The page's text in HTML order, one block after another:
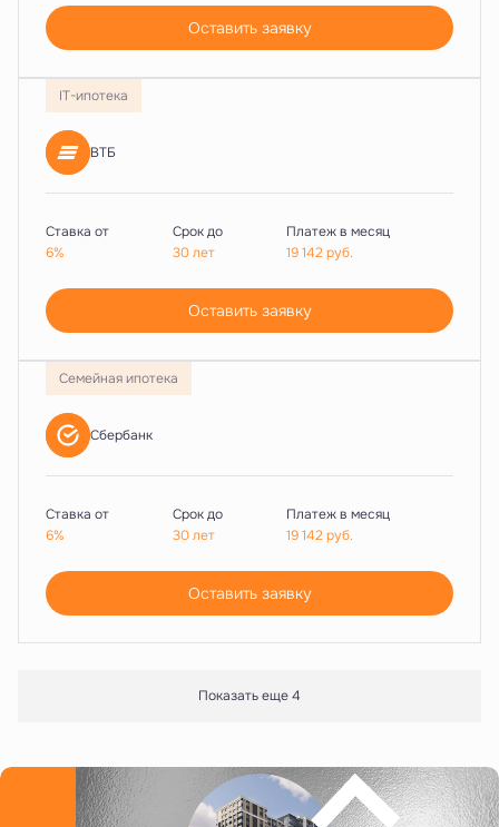
Оставить заявку
IT-ипотека
ВТБ
Ставка от
6%
Срок до
30 лет
Платеж в месяц
19 142руб.
Оставить заявку
Семейная ипотека
Сбербанк
Ставка от
6%
Срок до
30 лет
Платеж в месяц
19 142руб.
Оставить заявку
Показать еще 4